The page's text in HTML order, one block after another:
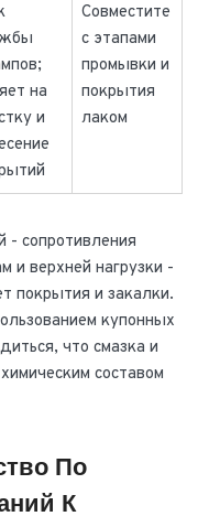
на
и
Совместите
с этапами
промывки и
покрытия
лаком
- сопротивления
и верхней нагрузки -
покрытия и закалки.
купонных
что смазка и
составом
По
К